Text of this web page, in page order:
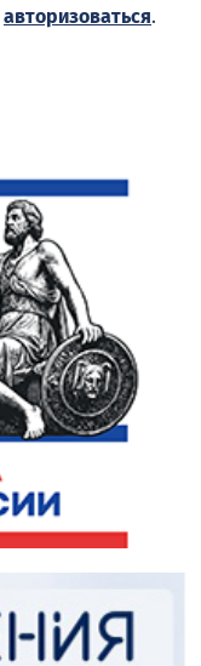
авторизоваться.